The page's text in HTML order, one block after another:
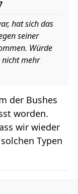
hat sich das
seiner
Würde
mehr
der Bushes
worden.
wir wieder
Typen